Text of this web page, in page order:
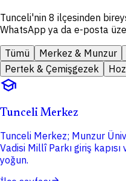
Tunceli'nin 8 ilçesinden
WhatsApp ya da e-posta
Tümü
Merkez & Munzur
Pertek & Çemişgezek
school
Tunceli Merkez
Tunceli Merkez; Munzur
Vadisi Millî Parkı giriş
yoğun.